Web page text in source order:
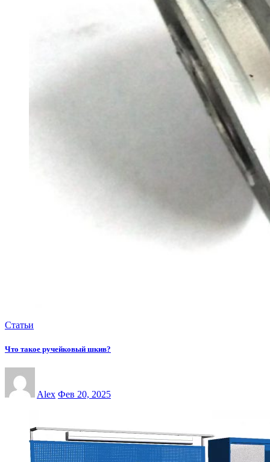
Статьи
Что такое ручейковый шкив?
Alex Фев 20, 2025